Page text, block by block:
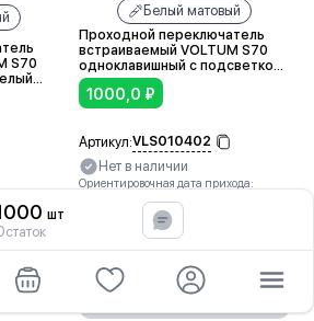
S70
Белый матовый
Проходной переключатель
встраиваемый VOLTUM S70
одноклавишный с подсветкой
10А (белый матовый)
1000,0 ₽
Артикул:VLS010402
Нет в наличии
Ориентировочная дата прихода:
*Указан ориентировочный срок, не
является твердым обязательством.
4,8 9 отзывов
Поставка: 07.10.2026
шт